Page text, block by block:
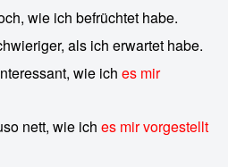
wie ich befrüchtet habe.
als ich erwartet habe.
wie iches mir
nett, wie iches mir vorgestellt